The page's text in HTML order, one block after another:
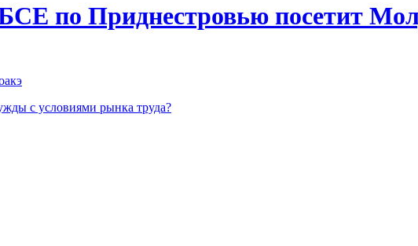
по Приднестровью посетит
с условиями рынка труда?